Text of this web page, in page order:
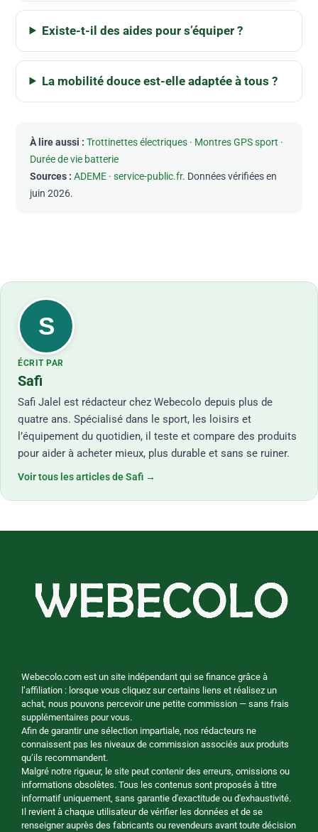
Existe-t-il des aides pour s’équiper ?
La mobilité douce est-elle adaptée à tous ?
À lire aussi : Trottinettes électriques · Montres GPS sport ·
Durée de vie batterie
Sources : ADEME ·service-public.fr. Données vérifiées en
juin 2026.
S
ÉCRIT PAR
Safi
Safi Jalel est rédacteur chez Webecolo depuis plus de
quatre ans. Spécialisé dans le sport, les loisirs et
l’équipement du quotidien, il teste et compare des produits
pour aider à acheter mieux, plus durable et sans se ruiner.
Voir tous les articles de Safi →
Webecolo.com est un site indépendant qui se finance grâce à
l’affiliation : lorsque vous cliquez sur certains liens et réalisez un
achat, nous pouvons percevoir une petite commission — sans frais
supplémentaires pour vous.
Afin de garantir une sélection impartiale, nos rédacteurs ne
connaissent pas les niveaux de commission associés aux produits
qu’ils recommandent.
Malgré notre rigueur, le site peut contenir des erreurs, omissions ou
informations obsolètes. Tous les contenus sont proposés à titre
informatif uniquement, sans garantie d'exactitude ou d'exhaustivité.
Il revient à chaque utilisateur de vérifier les données et de se
renseigner auprès des fabricants ou revendeurs avant toute décision